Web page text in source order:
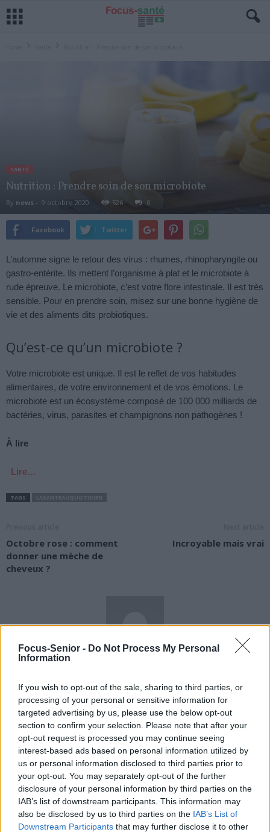
Focus-Senior - Do Not Process My Personal
Information
If you wish to opt-out of the sale, sharing to third parties, or
processing of your personal or sensitive information for
targeted advertising by us, please use the below opt-out
section to confirm your selection. Please note that after your
opt-out request is processed you may continue seeing
interest-based ads based on personal information utilized by
us or personal information disclosed to third parties prior to
your opt-out. You may separately opt-out of the further
disclosure of your personal information by third parties on the
IAB’s list of downstream participants. This information may
also be disclosed by us to third parties on the IAB’s List of
Downstream Participants that may further disclose it to other
SANTÉ
Nutrition : Prendre soin de son microbiote
By news - 9 octobre 2020 526 0
Facebook Twitter
L’automne signe le retour des virus : rhumes, rhinopharyngite ou
gastro-entérite. Ils mettent l’organisme à plat et le microbiote à
rude épreuve. Le microbiote, c’est votre flore intestinale. Il est très
sensible. Pour en prendre soin, misez sur une bonne hygiène de
vie et des aliments dits probiotiques.
Qu’est-ce qu’un microbiote ?
Votre microbiote est unique. Il est le reflet de vos habitudes
alimentaires, de votre environnement et de vos émotions. Le
microbiote est un écosystème composé de 100 000 milliards de
bactéries, virus, parasites et champignons non pathogènes !
À lire
Lire…
TAGS
Octobre rose : comment
donner une mèche de
cheveux ?
Incroyable mais vrai
RELATED ARTICLES MORE FROM AUTHOR
Santé
Sieste après 65 ans : la
clé pour préserver votre
cerveau ou le mettre en
danger
Santé
Ménopause et
problèmes urinaires : le
secret inattendu des
sous-vêtements à
découvrir
Santé
Ménopause précoce : le
risque accru
d’hypertension à ne pas
ignorer